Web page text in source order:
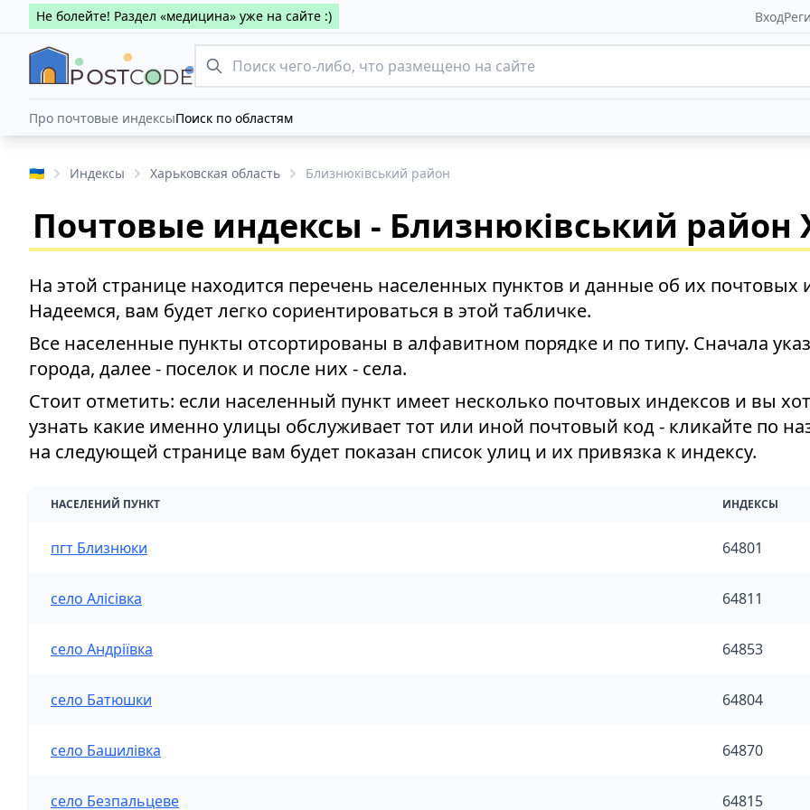
Не болейте! Раздел «медицина» уже на сайте :) Вход
Про почтовые индексыПоиск по областям
🇺🇦 Индексы Харьковская область Близнюківський район
Почтовые индексы - Близнюківський район
На этой странице находится перечень населенных пунктов и данные об их почтовых
Надеемся, вам будет легко сориентироваться в этой табличке.
Все населенные пункты отсортированы в алфавитном порядке и по типу. Сначала
города, далее - поселок и после них - села.
Стоит отметить: если населенный пункт имеет несколько почтовых индексов и вы
узнать какие именно улицы обслуживает тот или иной почтовый код - кликайте по
на следующей странице вам будет показан список улиц и их привязка к индексу.
НАСЕЛЕНИЙ ПУНКТ ИНДЕКСЫ
пгт Близнюки 64801
село Алісівка 64811
село Андріївка 64853
село Батюшки 64804
село Башилівка 64870
село Безпальцеве 64815